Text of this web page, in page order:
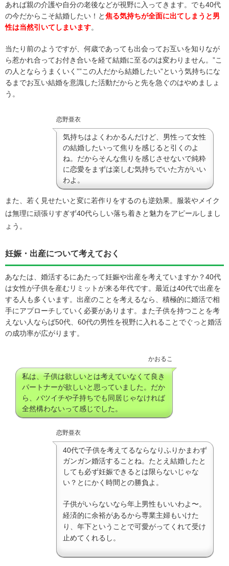
あれば親の介護や自分の老後などが視野に入ってきます。でも40代
の今だからこそ結婚したい！と焦る気持ちが全面に出てしまうと男
性は当然引いてしまいます。
当たり前のようですが、何歳であっても出会ってお互いを知りなが
ら惹かれ合ってお付き合いを経て結婚に至るのは変わりません。”こ
の人とならうまくいく””この人だから結婚したい”という気持ちにな
るまでお互い結婚を意識した活動だからと先を急ぐのはやめましょ
う。
恋野亜衣
気持ちはよくわかるんだけど、男性って女性
の結婚したいって焦りを感じると引くのよ
ね。だからそんな焦りを感じさせないで純粋
に恋愛をまずは楽しむ気持ちでいた方がいい
わよ。
また、若く見せたいと変に若作りをするのも逆効果。服装やメイク
は無理に頑張りすぎず40代らしい落ち着きと魅力をアピールしまし
ょう。
妊娠・出産について考えておく
あなたは、婚活するにあたって妊娠や出産を考えていますか？40代
は女性が子供を産むリミットが来る年代です。最近は40代で出産を
する人も多くいます。出産のことを考えるなら、積極的に婚活で相
手にアプローチしていく必要があります。また子供を持つことを考
えない人ならば50代、60代の男性を視野に入れることでぐっと婚活
の成功率が広がります。
かおるこ
私は、子供は欲しいとは考えていなくて良き
パートナーが欲しいと思っていました。だか
ら、バツイチや子持ちでも同居じゃなければ
全然構わないって感じでした。
恋野亜衣
40代で子供を考えてるならなりふりかまわず
ガンガン婚活することね。たとえ結婚したと
しても必ず妊娠できるとは限らないじゃな
い？とにかく時間との勝負よ。
子供がいらないなら年上男性もいいわよ〜。
経済的に余裕があるから専業主婦もいけた
り、年下ということで可愛がってくれて受け
止めてくれるし。